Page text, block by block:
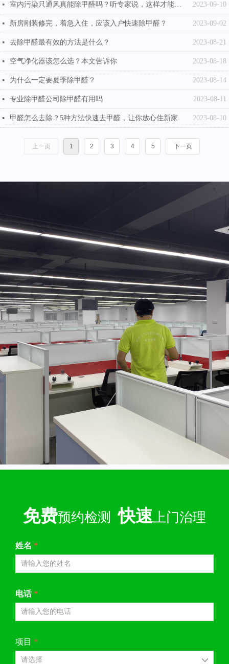
姓名 *
电话 *
项目 *
ꄳ
免费预约检测快速上门治理
2023-09-10
넷 室内污染只通风真能除甲醛吗？听专家说，这样才能正确去除甲醛
2023-09-02
넷 新房刚装修完，着急入住，应该入户快速除甲醛？
2023-08-21
넷 去除甲醛最有效的方法是什么？
2023-08-18
넷 空气净化器该怎么选？本文告诉你
2023-08-14
넷 为什么一定要夏季除甲醛？
2023-08-11
넷 专业除甲醛公司除甲醛有用吗
2023-08-10
넷 甲醛怎么去除？5种方法快速去甲醛，让你放心住新家
上一页 1 2 3 4 5 下一页